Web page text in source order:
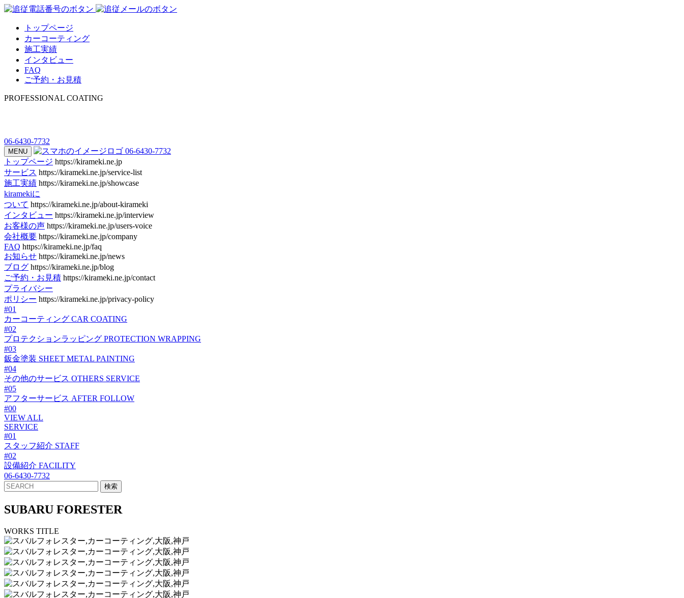
トップページ
カーコーティング
施工実績
インタビュー
FAQ
ご予約・お見積
PROFESSIONAL COATING
06-6430-7732
MENU
06-6430-7732
トップページ https://kirameki.ne.jp
サービス https://kirameki.ne.jp/service-list
施工実績 https://kirameki.ne.jp/showcase
kiramekiに
ついて https://kirameki.ne.jp/about-kirameki
インタビュー https://kirameki.ne.jp/interview
お客様の声 https://kirameki.ne.jp/users-voice
会社概要 https://kirameki.ne.jp/company
FAQ https://kirameki.ne.jp/faq
お知らせ https://kirameki.ne.jp/news
ブログ https://kirameki.ne.jp/blog
ご予約・お見積 https://kirameki.ne.jp/contact
プライバシー
ポリシー https://kirameki.ne.jp/privacy-policy
#01
カーコーティング CAR COATING
#02
プロテクションラッピング PROTECTION WRAPPING
#03
鈑金塗装 SHEET METAL PAINTING
#04
その他のサービス OTHERS SERVICE
#05
アフターサービス AFTER FOLLOW
#00
VIEW ALL
SERVICE
#01
スタッフ紹介 STAFF
#02
設備紹介 FACILITY
06-6430-7732
SUBARU FORESTER
WORKS TITLE